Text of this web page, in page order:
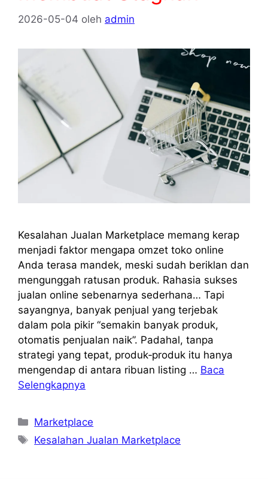
2026-05-04 oleh admin
Kesalahan Jualan Marketplace memang kerap
menjadi faktor mengapa omzet toko online
Anda terasa mandek, meski sudah beriklan dan
mengunggah ratusan produk. Rahasia sukses
jualan online sebenarnya sederhana… Tapi
sayangnya, banyak penjual yang terjebak
dalam pola pikir “semakin banyak produk,
otomatis penjualan naik”. Padahal, tanpa
strategi yang tepat, produk‑produk itu hanya
mengendap di antara ribuan listing … Baca
Selengkapnya
Kategori
Marketplace
Tag
Kesalahan Jualan Marketplace